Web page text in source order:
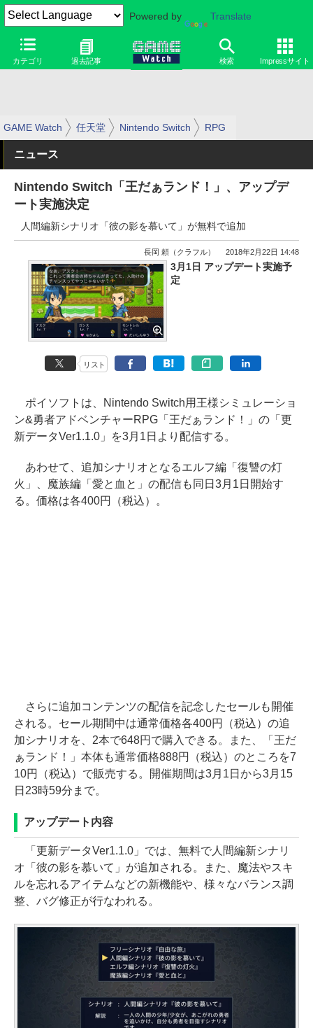
Powered by Translate
カテゴリ 過去記事 検索 Impressサイト
GAME Watch 任天堂 Nintendo Switch RPG
ニュース
Nintendo Switch「王だぁランド！」、アップデ
ート実施決定
人間編新シナリオ「彼の影を慕いて」が無料で追加
長岡 頼（クラフル） 2018年2月22日 14:48
3月1日 アップデート実施予
定
リスト
ポイソフトは、Nintendo Switch用王様シミュレーショ
ン&勇者アドベンチャーRPG「王だぁランド！」の「更
新データVer1.1.0」を3月1日より配信する。
あわせて、追加シナリオとなるエルフ編「復讐の灯
火」、魔族編「愛と血と」の配信も同日3月1日開始す
る。価格は各400円（税込）。
さらに追加コンテンツの配信を記念したセールも開催
される。セール期間中は通常価格各400円（税込）の追
加シナリオを、2本で648円で購入できる。また、「王だ
ぁランド！」本体も通常価格888円（税込）のところを7
10円（税込）で販売する。開催期間は3月1日から3月15
日23時59分まで。
アップデート内容
「更新データVer1.1.0」では、無料で人間編新シナリ
オ「彼の影を慕いて」が追加される。また、魔法やスキ
ルを忘れるアイテムなどの新機能や、様々なバランス調
整、バグ修正が行なわれる。